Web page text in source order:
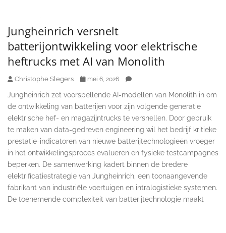
Jungheinrich versnelt
batterijontwikkeling voor elektrische
heftrucks met AI van Monolith
Christophe Slegers mei 6, 2026
Jungheinrich zet voorspellende AI-modellen van Monolith in om
de ontwikkeling van batterijen voor zijn volgende generatie
elektrische hef- en magazijntrucks te versnellen. Door gebruik
te maken van data-gedreven engineering wil het bedrijf kritieke
prestatie-indicatoren van nieuwe batterijtechnologieën vroeger
in het ontwikkelingsproces evalueren en fysieke testcampagnes
beperken. De samenwerking kadert binnen de bredere
elektrificatiestrategie van Jungheinrich, een toonaangevende
fabrikant van industriële voertuigen en intralogistieke systemen.
De toenemende complexiteit van batterijtechnologie maakt